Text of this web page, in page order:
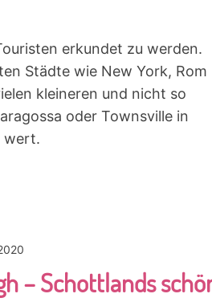
erkundet zu werden.
Städte wie New York, Rom
kleineren und nicht so
oder Townsville in
wert.
– Schottlands